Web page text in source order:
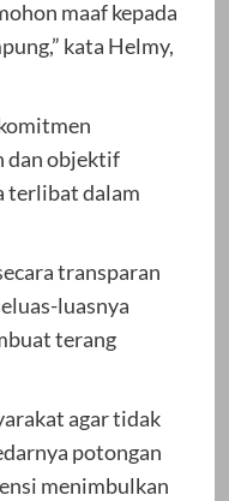
maaf kepada
kata Helmy,
dan objektif
terlibat dalam
transparan
luasnya
terang
agar tidak
potongan
menimbulkan